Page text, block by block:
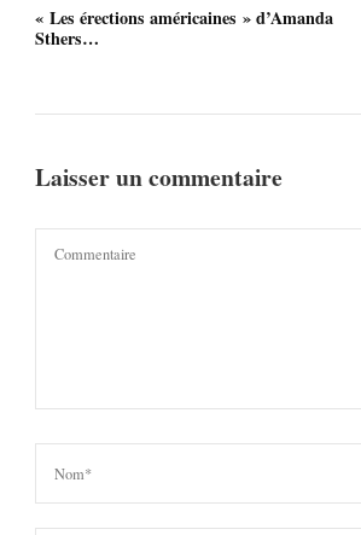
« Les érections américaines » d’Amanda
Sthers…
Laisser un commentaire